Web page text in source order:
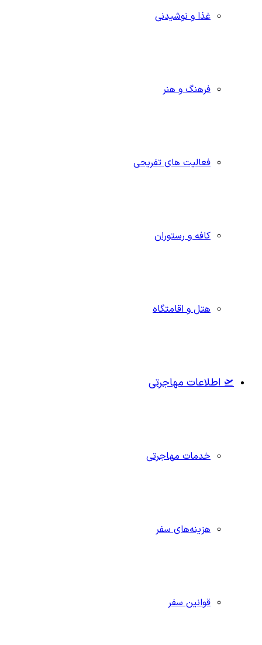
غذا و نوشیدنی
فرهنگ و هنر
فعالیت های تفریحی
کافه و رستوران
هتل و اقامتگاه
🛫 اطلاعات مهاجرتی
خدمات مهاجرتی
هزینه‌های سفر
قوانین سفر